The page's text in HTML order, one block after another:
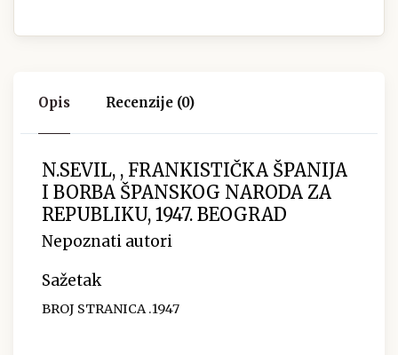
Opis Recenzije (0)
N.SEVIL, , FRANKISTIČKA ŠPANIJA
I BORBA ŠPANSKOG NARODA ZA
REPUBLIKU, 1947. BEOGRAD
Nepoznati autori
Sažetak
BROJ STRANICA .1947